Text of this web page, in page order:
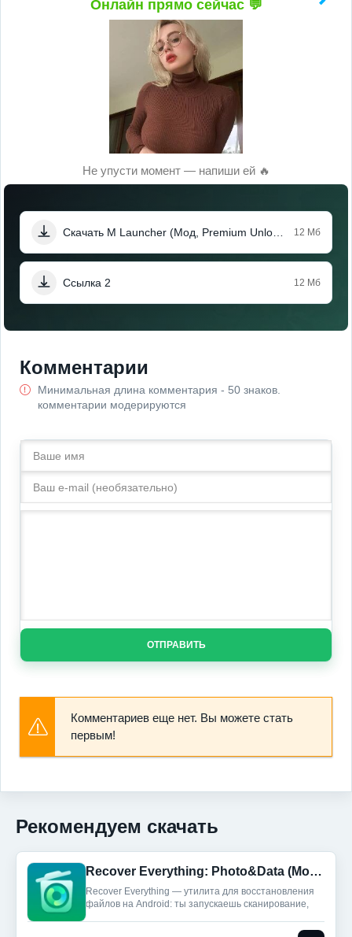
Онлайн прямо сейчас 💬
Не упусти момент — напиши ей 🔥
12 Мб
Ссылка 2 12 Мб
Комментарии
Минимальная длина комментария - 50 знаков.
комментарии модерируются
ОТПРАВИТЬ
Комментариев еще нет. Вы можете стать
первым!
Рекомендуем скачать
Recover Everything: Photo&Data (Мод, Unlocked)
Recover Everything — утилита для восстановления
файлов на Android: ты запускаешь сканирование,